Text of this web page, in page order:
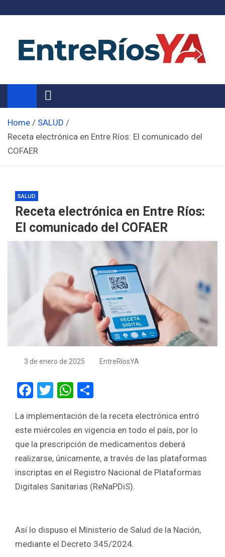
Noticias de Entre Ríos
Información de toda la provincia ahora
Home
SALUD
Receta electrónica en Entre Ríos: El comunicado del
COFAER
SALUD
Receta electrónica en Entre Ríos:
El comunicado del COFAER
3 de enero de 2025 EntreRíosYA
F
ce
b
o
o
k
T
tt
er
W
at
s
A
p
p
ar
e
La implementación de la receta electrónica entró
este miércoles en vigencia en todo el país, por lo
que la prescripción de medicamentos deberá
realizarse, únicamente, a través de las plataformas
inscriptas en el Registro Nacional de Plataformas
Digitales Sanitarias (ReNaPDiS).
Así lo dispuso el Ministerio de Salud de la Nación,
mediante el Decreto 345/2024.